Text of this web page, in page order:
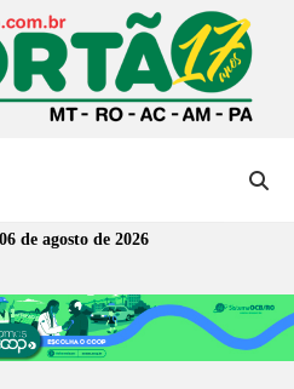
de agosto de 2026